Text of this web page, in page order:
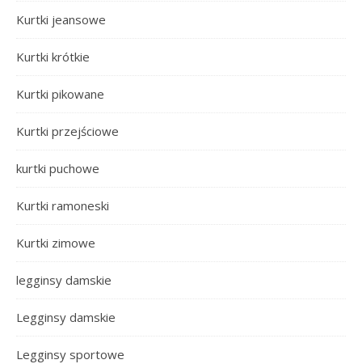
Kurtki jeansowe
Kurtki krótkie
Kurtki pikowane
Kurtki przejściowe
kurtki puchowe
Kurtki ramoneski
Kurtki zimowe
legginsy damskie
Legginsy damskie
Legginsy sportowe